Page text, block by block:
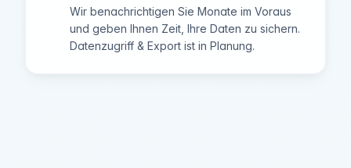
Wir benachrichtigen Sie Monate im Voraus
und geben Ihnen Zeit, Ihre Daten zu sichern.
Datenzugriff & Export ist in Planung.